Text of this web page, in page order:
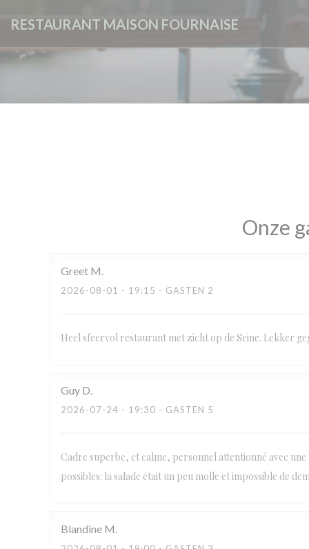
RESTAURANT MAISON FOURNAISE
Onze
Greet M
2026-08-01 - 19:15 - GASTEN 2
Heel sfeervol restaurant met zicht op de Seine. Lekker
Guy D
2026-07-24 - 19:30 - GASTEN 5
Cadre superbe, et calme, personnel attentionné avec
possibles: la salade était un peu molle et impossible de
Blandine M